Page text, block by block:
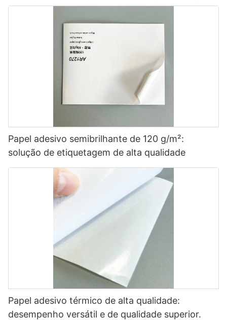
Papel adesivo semibrilhante de 120 g/m²:
solução de etiquetagem de alta qualidade
Papel adesivo térmico de alta qualidade:
desempenho versátil e de qualidade superior.